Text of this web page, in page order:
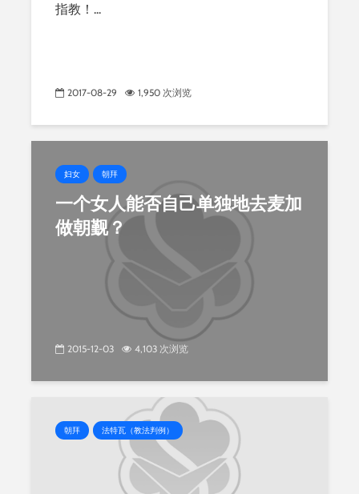
指教！...
2017-08-29 1,950 次浏览
妇女 朝拜
一个女人能否自己单独地去麦加
做朝觐？
2015-12-03 4,103 次浏览
朝拜 法特瓦（教法判例）